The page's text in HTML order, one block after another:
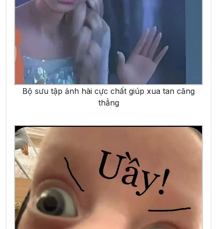
Bộ sưu tập ảnh hài cực chất giúp xua tan căng
thẳng